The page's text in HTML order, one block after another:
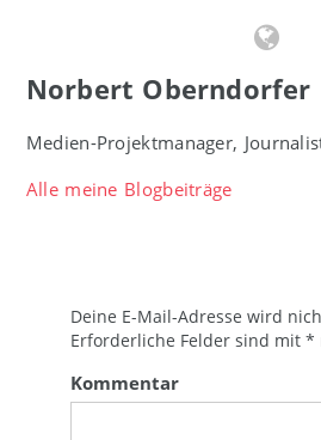
Norbert Oberndorfer
Medien-Projektmanager,
Alle meine Blogbeiträge
Deine E-Mail-Adresse wird
Erforderliche Felder sind mit*
Kommentar